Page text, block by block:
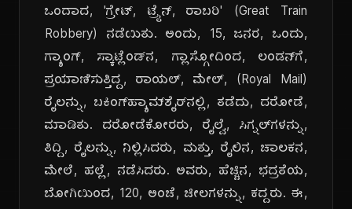
ಒಂದಾದ, 'ಗ್ರೇಟ್, ಟ್ರೈನ್, ರಾಬರಿ' (Great Train
Robbery) ನಡೆಯಿತು. ಅಂದು, 15, ಜನರ, ಒಂದು,
ಗ್ಯಾಂಗ್, ಸ್ಕಾಟ್ಲೆಂಡ್‌ನ, ಗ್ಲಾಸ್ಗೋದಿಂದ, ಲಂಡನ್‌ಗೆ,
ಪ್ರಯಾಣಿಸುತ್ತಿದ್ದ, ರಾಯಲ್, ಮೇಲ್, (Royal Mail)
ರೈಲನ್ನು, ಬಕಿಂಗ್‌ಹ್ಯಾಮ್‌ಶೈರ್‌ನಲ್ಲಿ, ತಡೆದು, ದರೋಡೆ,
ಮಾಡಿತು. ದರೋಡೆಕೋರರು, ರೈಲ್ವೆ, ಸಿಗ್ನಲ್‌ಗಳನ್ನು,
ತಿದ್ದಿ, ರೈಲನ್ನು, ನಿಲ್ಲಿಸಿದರು, ಮತ್ತು, ರೈಲಿನ, ಚಾಲಕನ,
ಮೇಲೆ, ಹಲ್ಲೆ, ನಡೆಸಿದರು. ಅವರು, ಹೆಚ್ಚಿನ, ಭದ್ರತೆಯ,
ಬೋಗಿಯಿಂದ, 120, ಅಂಚೆ, ಚೀಲಗಳನ್ನು, ಕದ್ದರು. ಈ,